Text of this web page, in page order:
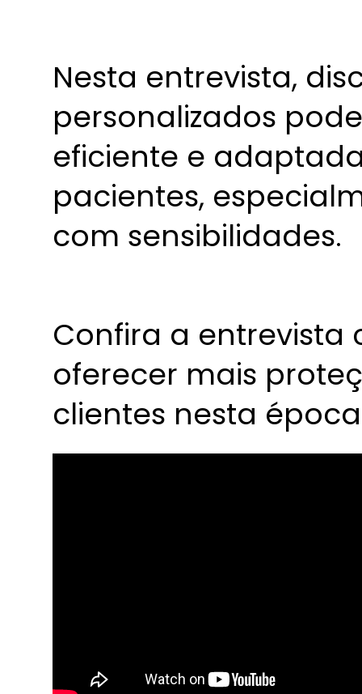
Nesta entrevista,
personalizados
eficiente e
pacientes,
com sensibilidades.
Confira a
oferecer mais
clientes nesta